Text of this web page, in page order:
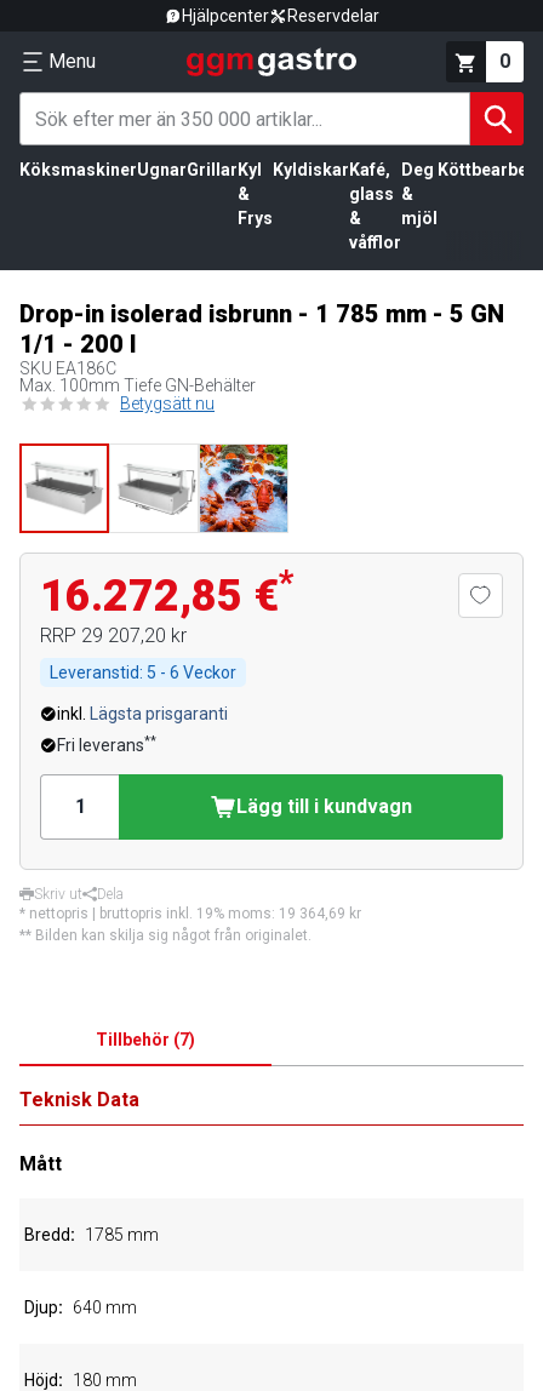
Hjälpcenter Reservdelar
Menu 0
KöksmaskinerUgnarGrillar Kyl
&
Frys
Kyldiskar Kafé,
glass
&
våfflor
Deg
&
mjöl
Drop-in isolerad isbrunn - 1 785 mm - 5 GN
1/1 - 200 l
SKU EA186C
Max. 100mm Tiefe GN-Behälter
Betygsätt nu
16.272,85 €*
RRP 29 207,20 kr
Leveranstid: 5 - 6 Veckor
inkl.
Lägsta prisgaranti
Fri leverans**
Lägg till i kundvagn
Skriv ut
Dela
* nettopris | bruttopris inkl. 19% moms: 19 364,69 kr
** Bilden kan skilja sig något från originalet.
Tillbehör (7)
Teknisk Data
Mått
Bredd 1785 mm
Djup 640 mm
Höjd 180 mm